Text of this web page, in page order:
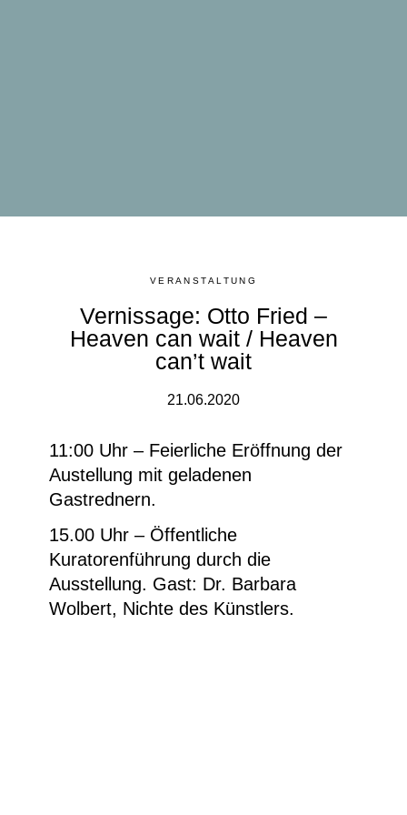
VERANSTALTUNG
Vernissage: Otto Fried –
Heaven can wait / Heaven
can’t wait
21.06.2020
11:00 Uhr – Feierliche Eröffnung der
Austellung mit geladenen
Gastrednern.
15.00 Uhr – Öffentliche
Kuratorenführung durch die
Ausstellung. Gast: Dr. Barbara
Wolbert, Nichte des Künstlers.